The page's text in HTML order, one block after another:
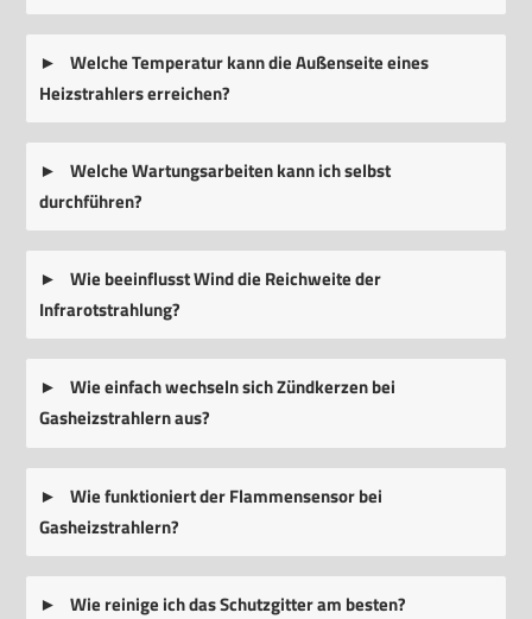
Welche Temperatur kann die Außenseite eines
Heizstrahlers erreichen?
Welche Wartungsarbeiten kann ich selbst
durchführen?
Wie beeinflusst Wind die Reichweite der
Infrarotstrahlung?
Wie einfach wechseln sich Zündkerzen bei
Gasheizstrahlern aus?
Wie funktioniert der Flammensensor bei
Gasheizstrahlern?
Wie reinige ich das Schutzgitter am besten?